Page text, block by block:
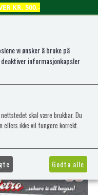
KR. 500,-
0
- Super
vi ønsker å bruke på
informasjonkapsler
skal være brukbar. Du
ellers ikke vil fungere korrekt.
Godta alle